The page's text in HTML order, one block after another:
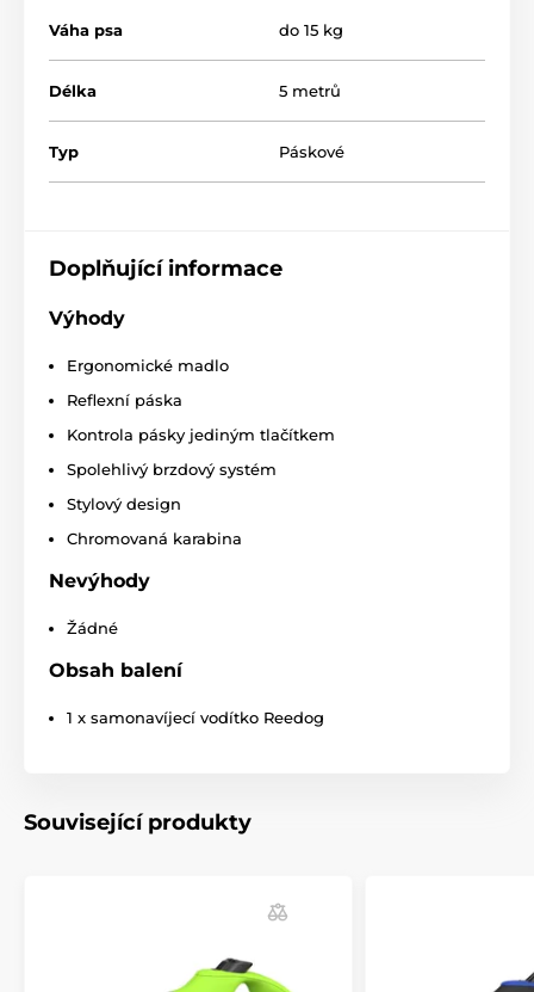
ilustrativní charakter.
Produkt je zařazen v kategoriích
Potřeby pro venčení
% Potřeby pro venčení
Váha psa do 15 kg
Délka 5 metrů
Typ Páskové
Doplňující informace
Výhody
Ergonomické madlo
Reflexní páska
Kontrola pásky jediným tlačítkem
Spolehlivý brzdový systém
Stylový design
Chromovaná karabina
Nevýhody
Žádné
Obsah balení
1 x samonavíjecí vodítko Reedog
Související produkty